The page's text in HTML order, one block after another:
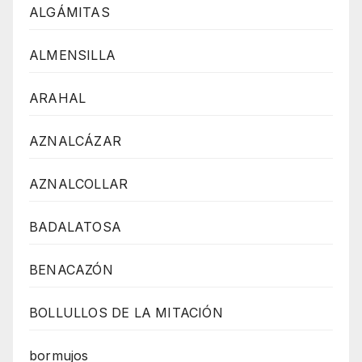
ALGÁMITAS
ALMENSILLA
ARAHAL
AZNALCÁZAR
AZNALCOLLAR
BADALATOSA
BENACAZÓN
BOLLULLOS DE LA MITACIÓN
bormujos